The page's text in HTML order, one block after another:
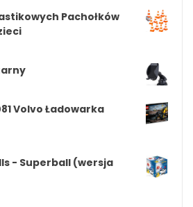
Pachołków
Volvo Ładowarka
- Superball (wersja